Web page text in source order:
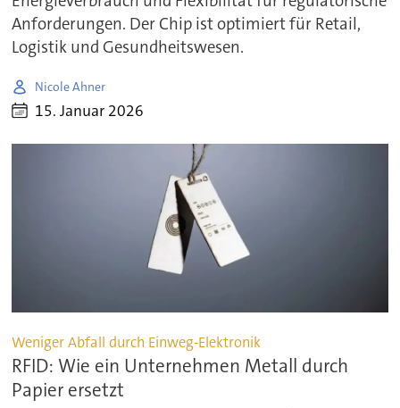
Anforderungen. Der Chip ist optimiert für Retail,
Logistik und Gesundheitswesen.
Nicole Ahner
15. Januar 2026
Weniger Abfall durch Einweg-Elektronik
RFID: Wie ein Unternehmen Metall durch
Papier ersetzt